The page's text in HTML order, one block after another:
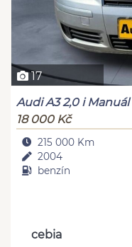
17
Audi A3 2,0 i Manuál
18 000 Kč
215 000 Km
2004
benzín
cebia